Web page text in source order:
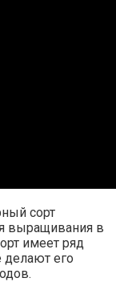
сорт
выращивания в
имеет ряд
делают его